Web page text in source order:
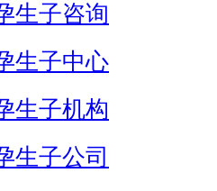
生子咨询
生子中心
生子机构
生子公司